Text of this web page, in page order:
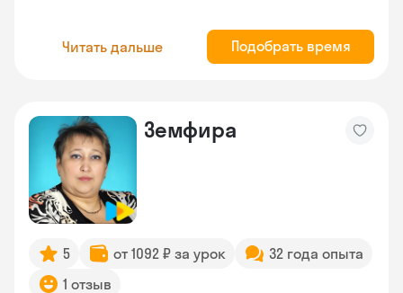
Читать дальше Подобрать время
Земфира
5 от 1092 ₽ за урок
32 года опыта
1 отзыв